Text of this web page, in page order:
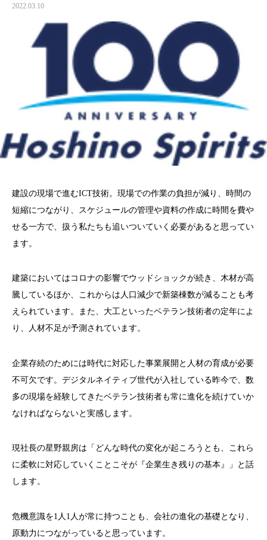
2022.03.10
建設の現場で進むICT技術。現場での作業の負担が減り、時間の
短縮につながり、スケジュールの管理や資料の作成に時間を費や
せる一方で、扱う私たちも追いついていく必要があると思ってい
ます。
建築においてはコロナの影響でウッドショックが続き、木材が高
騰しているほか、これからは人口減少で新築棟数が減ることも考
えられています。また、大工といったベテラン技術者の定年によ
り、人材不足が予測されています。
企業存続のためには時代に対応した事業展開と人材の育成が必要
不可欠です。デジタルネイティブ世代が入社している昨今で、数
多の現場を経験してきたベテラン技術者も常に進化を続けていか
なければならないと実感します。
現社長の星野親房は「どんな時代の変化が起ころうとも、これら
に柔軟に対応していくことこそが『企業生き残りの基本』」と話
します。
危機意識を1人1人が常に持つことも、会社の進化の基礎となり、
原動力につながっていると思っています。